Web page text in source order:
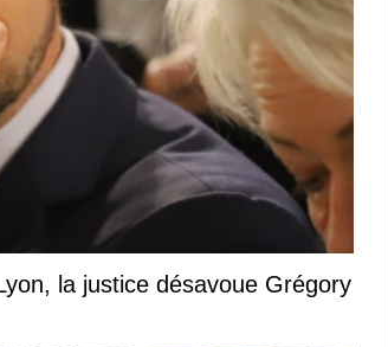
la justice désavoue Grégory